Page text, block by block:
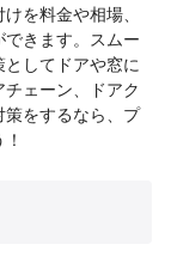
を料金や相場、
きます。スムー
してドアや窓に
ェーン、ドアク
をするなら、プ